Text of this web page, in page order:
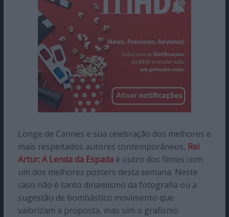
Longe de Cannes e sua celebração dos melhores e
mais respeitados autores contemporâneos, Rei
Artur: A Lenda da Espadaé outro dos filmes com
um dos melhores posters desta semana. Neste
caso não é tanto dinamismo da fotografia ou a
sugestão de bombástico movimento que
valorizam a proposta, mas sim o grafismo